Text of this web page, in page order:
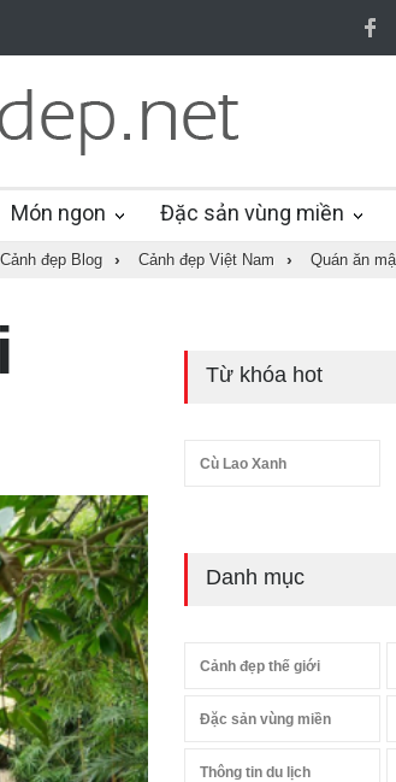
Món ngon Đặc sản vùng miền
Cảnh đẹp Blog › Cảnh đẹp Việt Nam › Quán ăn
Từ khóa hot
Cù Lao Xanh
Danh mục
Cảnh đẹp thế giới
Đặc sản vùng miền
Thông tin du lịch